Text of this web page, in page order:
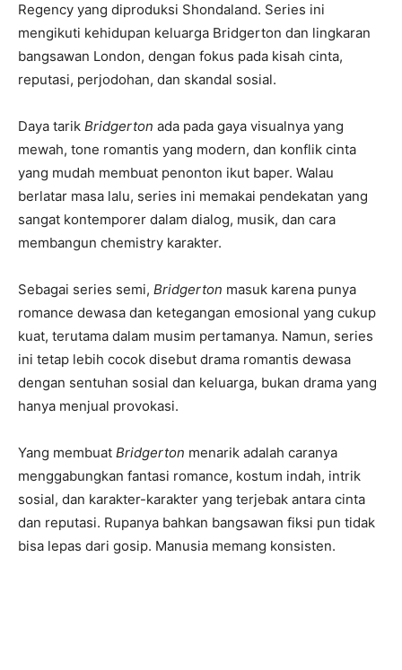
Regency yang diproduksi Shondaland. Series ini
mengikuti kehidupan keluarga Bridgerton dan lingkaran
bangsawan London, dengan fokus pada kisah cinta,
reputasi, perjodohan, dan skandal sosial.
Daya tarik Bridgerton ada pada gaya visualnya yang
mewah, tone romantis yang modern, dan konflik cinta
yang mudah membuat penonton ikut baper. Walau
berlatar masa lalu, series ini memakai pendekatan yang
sangat kontemporer dalam dialog, musik, dan cara
membangun chemistry karakter.
Sebagai series semi, Bridgerton masuk karena punya
romance dewasa dan ketegangan emosional yang cukup
kuat, terutama dalam musim pertamanya. Namun, series
ini tetap lebih cocok disebut drama romantis dewasa
dengan sentuhan sosial dan keluarga, bukan drama yang
hanya menjual provokasi.
Yang membuat Bridgerton menarik adalah caranya
menggabungkan fantasi romance, kostum indah, intrik
sosial, dan karakter-karakter yang terjebak antara cinta
dan reputasi. Rupanya bahkan bangsawan fiksi pun tidak
bisa lepas dari gosip. Manusia memang konsisten.